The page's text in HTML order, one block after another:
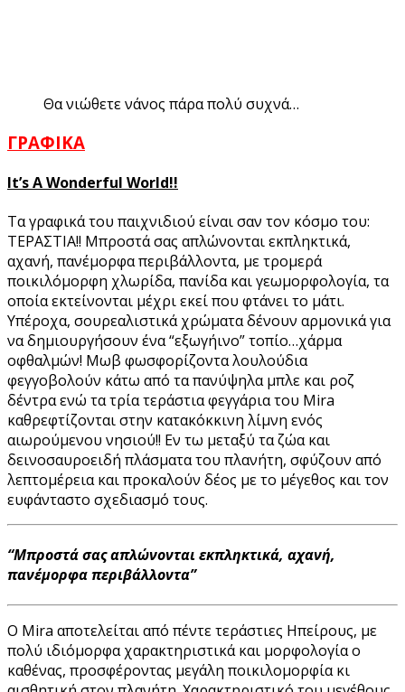
Θα νιώθετε νάνος πάρα πολύ συχνά…
ΓΡΑΦΙΚΑ
It’sAWonderful World!!
Τα γραφικά του παιχνιδιού είναι σαν τον κόσμο του:
ΤΕΡΑΣΤΙΑ!! Μπροστά σας απλώνονται εκπληκτικά,
αχανή, πανέμορφα περιβάλλοντα, με τρομερά
ποικιλόμορφη χλωρίδα, πανίδα και γεωμορφολογία, τα
οποία εκτείνονται μέχρι εκεί που φτάνει το μάτι.
Υπέροχα, σουρεαλιστικά χρώματα δένουν αρμονικά για
να δημιουργήσουν ένα “εξωγήινο” τοπίο…χάρμα
οφθαλμών! Μωβ φωσφορίζοντα λουλούδια
φεγγοβολούν κάτω από τα πανύψηλα μπλε και ροζ
δέντρα ενώ τα τρία τεράστια φεγγάρια του Mira
καθρεφτίζονται στην κατακόκκινη λίμνη ενός
αιωρούμενου νησιού!! Εν τω μεταξύ τα ζώα και
δεινοσαυροειδή πλάσματα του πλανήτη, σφύζουν από
λεπτομέρεια και προκαλούν δέος με το μέγεθος και τον
ευφάνταστο σχεδιασμό τους.
“Μπροστά σας απλώνονται εκπληκτικά, αχανή,
πανέμορφα περιβάλλοντα”
Ο Mira αποτελείται από πέντε τεράστιες Ηπείρους, με
πολύ ιδιόμορφα χαρακτηριστικά και μορφολογία ο
καθένας, προσφέροντας μεγάλη ποικιλομορφία κι